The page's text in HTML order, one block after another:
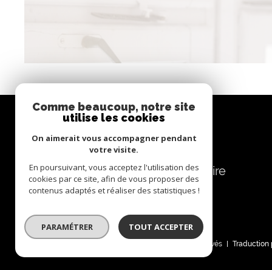
Se connecter
espace propriétaire
Tous droits réservés Traduction
Comme beaucoup, notre site
utilise les cookies
On aimerait vous accompagner pendant
votre visite.
En poursuivant, vous acceptez l'utilisation des
cookies par ce site, afin de vous proposer des
contenus adaptés et réaliser des statistiques !
PARAMÉTRER TOUT ACCEPTER